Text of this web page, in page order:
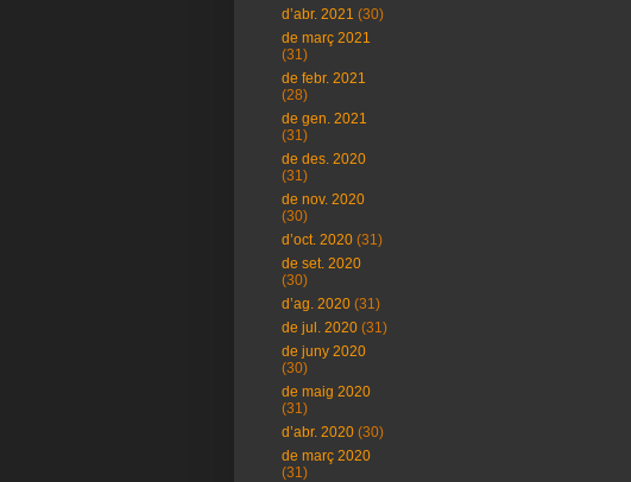
d’abr. 2021 (30)
de març 2021
(31)
de febr. 2021
(28)
de gen. 2021
(31)
de des. 2020
(31)
de nov. 2020
(30)
d’oct. 2020 (31)
de set. 2020
(30)
d’ag. 2020 (31)
de jul. 2020 (31)
de juny 2020
(30)
de maig 2020
(31)
d’abr. 2020 (30)
de març 2020
(31)